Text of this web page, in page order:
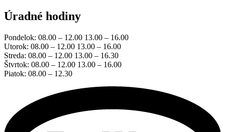
Úradné hodiny
Pondelok: 08.00 – 12.00 13.00 – 16.00
Utorok: 08.00 – 12.00 13.00 – 16.00
Streda: 08.00 – 12.00 13.00 – 16.30
Štvrtok: 08.00 – 12.00 13.00 – 16.00
Piatok: 08.00 – 12.30